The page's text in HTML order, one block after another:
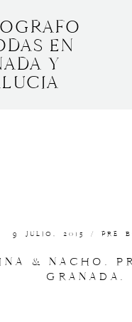
9 JULIO, 2015 / PRE
& NACHO.
GRANADA.
GRANADA,